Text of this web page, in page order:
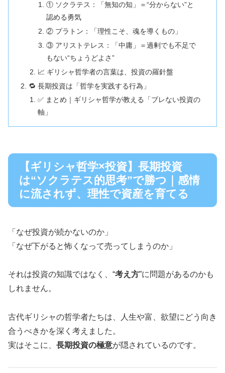
① ソクラテス：「無知の知」＝“分からない”と
認める勇気
② プラトン：「理性こそ、魂を導くもの」
③ アリストテレス：「中庸」＝過剰でも不足で
もない“ちょうどよさ”
📈 ギリシャ哲学者の言葉は、投資の羅針盤
🔁 長期投資は「哲学を実践する行為」
✅ まとめ｜ギリシャ哲学が教える「ブレない投資の
軸」
【ギリシャ哲学×投資】長期投資
は“ソクラテス的思考”で勝つ｜感情
に流されず、理性で資産を育てる
「なぜ投資が続かないのか」
「なぜ下がると怖くなって売ってしまうのか」
それは投資の知識ではなく、“考え方”に問題があるのかも
しれません。
古代ギリシャの哲学者たちは、人生や富、欲望にどう向き
合うべきかを深く考えました。
実はそこに、 長期投資の極意が隠されているのです。